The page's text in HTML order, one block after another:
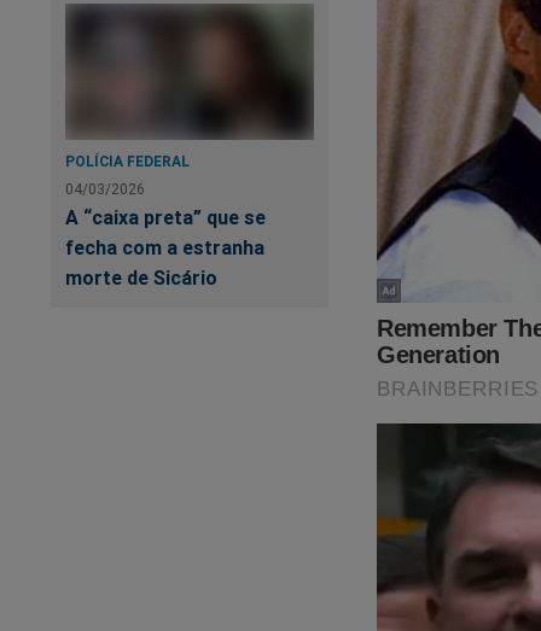
POLÍCIA FEDERAL
04/03/2026
A “caixa preta” que se
fecha com a estranha
morte de Sicário
Estamos
fortalecer a
assistir o primeiro
Revista A
https://
SEU APOIO É